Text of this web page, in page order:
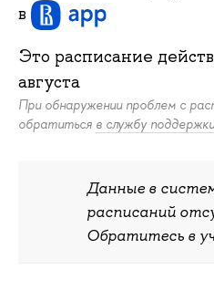
в
Это расписание
августа
При обнаружении проблем с
обратиться в службу поддержки
Данные в
расписаний
Обратитесь в